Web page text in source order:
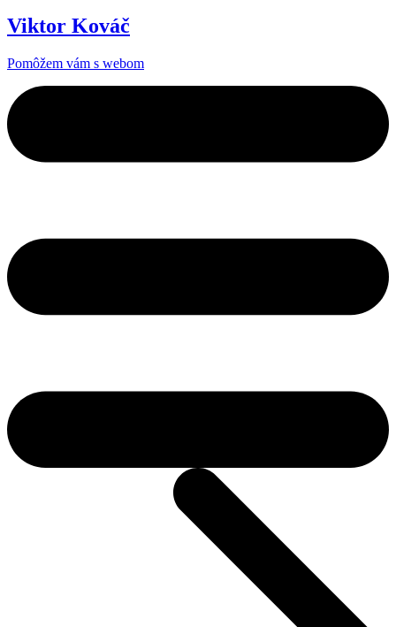
Viktor Kováč
Pomôžem vám s webom